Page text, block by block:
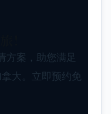
方案，助您满足
大。立即预约免